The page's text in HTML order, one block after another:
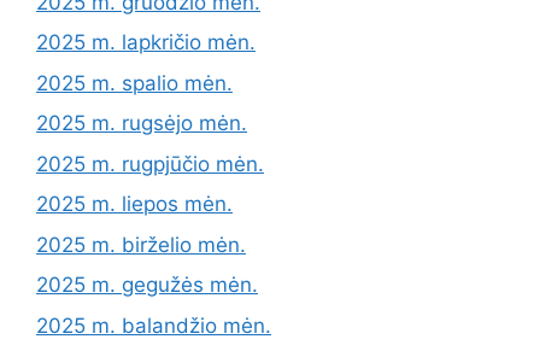
2025 m. lapkričio mėn.
2025 m. spalio mėn.
2025 m. rugsėjo mėn.
2025 m. rugpjūčio mėn.
2025 m. liepos mėn.
2025 m. birželio mėn.
2025 m. gegužės mėn.
2025 m. balandžio mėn.